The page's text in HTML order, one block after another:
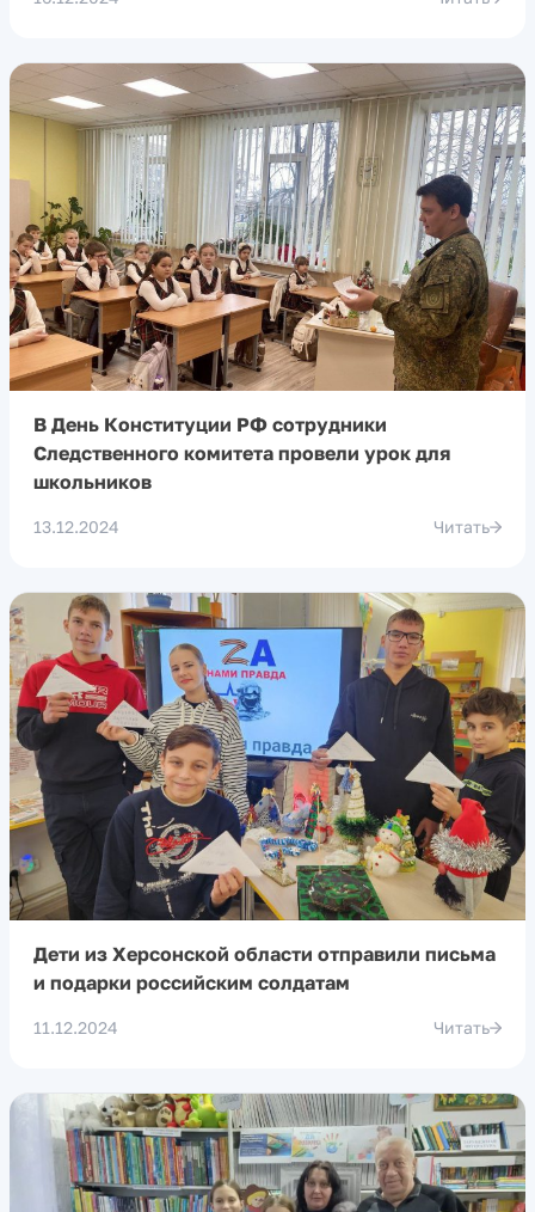
В День Конституции РФ сотрудники
Следственного комитета провели урок для
школьников
13.12.2024 Читать
Дети из Херсонской области отправили письма
и подарки российским солдатам
11.12.2024 Читать